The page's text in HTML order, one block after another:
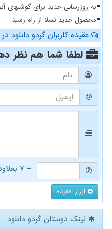
به روزرسانی جدید برای گوشیهای آنر
محصول جدید تسلا از راه رسید
عقیده کاربران گردو دانلود
لطفا شما همنظر
= ۷ بعلاوه ۱
ابراز عقیده
لینک دوستان گردو دانلود